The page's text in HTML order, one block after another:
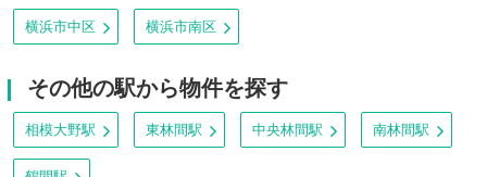
横浜市中区 横浜市南区
その他の駅から物件を探す
相模大野駅 東林間駅 中央林間駅 南林間駅